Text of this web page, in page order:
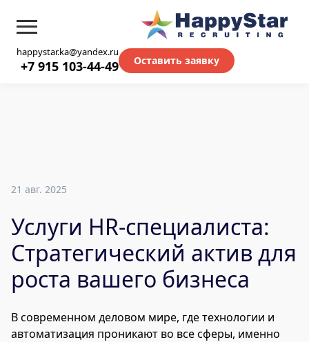
21 авг. 2025
Услуги HR-специалиста:
Стратегический актив для
роста вашего бизнеса
В современном деловом мире, где технологии и
автоматизация проникают во все сферы, именно
happystar.ka@yandex.ru
+7 915 103-44-49 Оставить заявку